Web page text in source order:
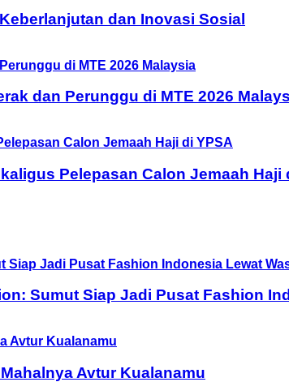
dan Inovasi Sosial
dan Perunggu di MTE 2026
Pelepasan Calon Jemaah Haji
Sumut Siap Jadi Pusat Fashion
Avtur Kualanamu